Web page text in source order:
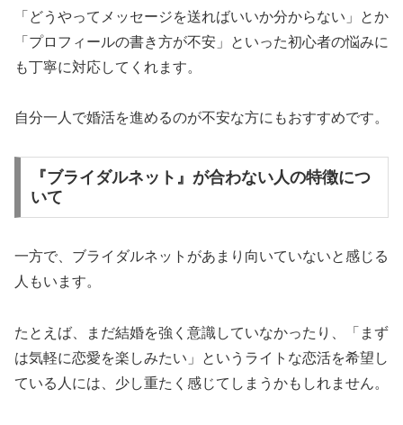
「どうやってメッセージを送ればいいか分からない」とか
「プロフィールの書き方が不安」といった初心者の悩みに
も丁寧に対応してくれます。
自分一人で婚活を進めるのが不安な方にもおすすめです。
『ブライダルネット』が合わない人の特徴につ
いて
一方で、ブライダルネットがあまり向いていないと感じる
人もいます。
たとえば、まだ結婚を強く意識していなかったり、「まず
は気軽に恋愛を楽しみたい」というライトな恋活を希望し
ている人には、少し重たく感じてしまうかもしれません。